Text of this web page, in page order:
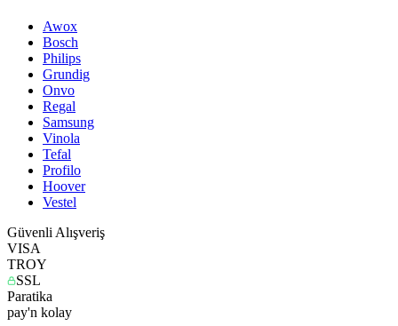
Awox
Bosch
Philips
Grundig
Onvo
Regal
Samsung
Vinola
Tefal
Profilo
Hoover
Vestel
Güvenli Alışveriş
VISA
TROY
SSL
Paratika
pay'n kolay